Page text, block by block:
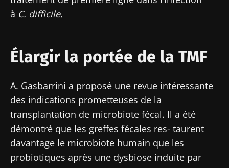
à C. difficile.
Élargir la portée de la TMF
A. Gasbarrini a proposé une revue intéressante
des indications prometteuses de la
transplantation de microbiote fécal. Il a été
démontré que les greffes fécales res- taurent
davantage le microbiote humain que les
probiotiques après une dysbiose induite par